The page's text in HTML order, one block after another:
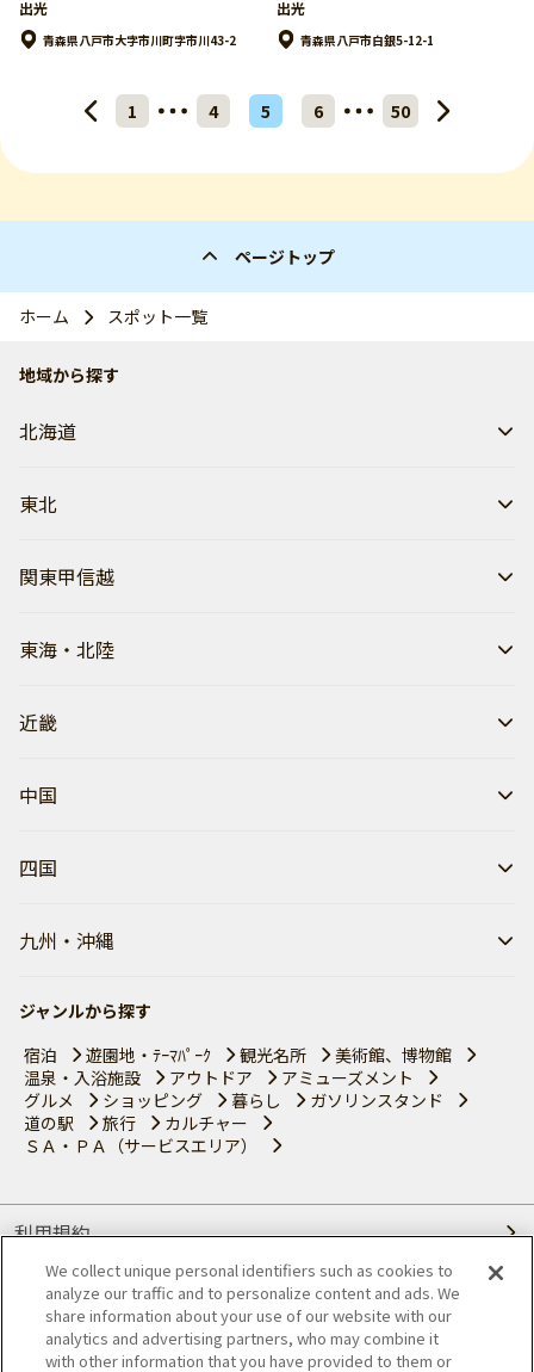
出光
青森県八戸市大字市川町字市川43-2
出光
青森県八戸市白銀5-12-1
1 4 5 6 50
ページトップ
ホーム スポット一覧
地域から探す
北海道
東北
関東甲信越
東海・北陸
近畿
中国
四国
九州・沖縄
ジャンルから探す
宿泊
遊園地・ﾃｰﾏﾊﾟｰｸ 観光名所
美術館、博物館
温泉・入浴施設
アウトドア
アミューズメント
グルメ
ショッピング 暮らし
ガソリンスタンド
道の駅
旅行
カルチャー
ＳＡ・ＰＡ（サービスエリア）
利用規約
個人情報の取り扱いについて
会員優待サービスの提携をご検討の方へ
We collect unique personal identifiers such as cookies to
analyze our traffic and to personalize content and ads. We
share information about your use of our website with our
analytics and advertising partners, who may combine it
with other information that you have provided to them or